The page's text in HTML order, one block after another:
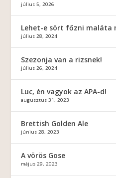
július 5, 2026
Lehet-e sört főzni maláta
július 28, 2024
Szezonja van a rizsnek!
július 26, 2024
Luc, én vagyok az APA-d!
augusztus 31, 2023
Brettish Golden Ale
június 28, 2023
A vörös Gose
május 29, 2023